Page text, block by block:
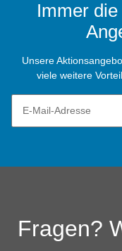
Immer
Unsere
viele weitere
Fragen?